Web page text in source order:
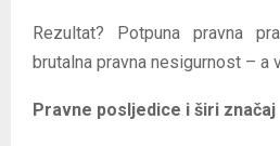
Rezultat? Potpuna pravna
brutalna pravna nesigurnost – a
Pravne posljedice i širi značaj